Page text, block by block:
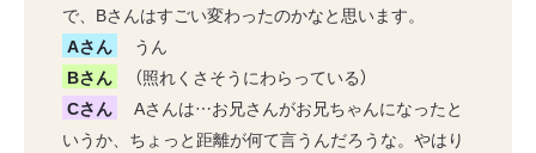
で、Bさんはすごい変わったのかなと思います。
Aさん
うん
Bさん
（照れくさそうにわらっている）
Cさん
Aさんは…お兄さんがお兄ちゃんになったと
いうか、ちょっと距離が何て言うんだろうな。やはり